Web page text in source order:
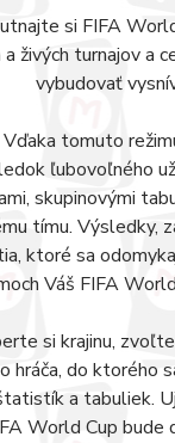
si FIFA
živých turnajov a
vybudovať
Vďaka tomuto
ľubovoľného
skupinovými
tímu. Výsledky,
ktoré sa
Váš FIFA
si krajinu,
hráča, do ktorého
a tabuliek.
World Cup